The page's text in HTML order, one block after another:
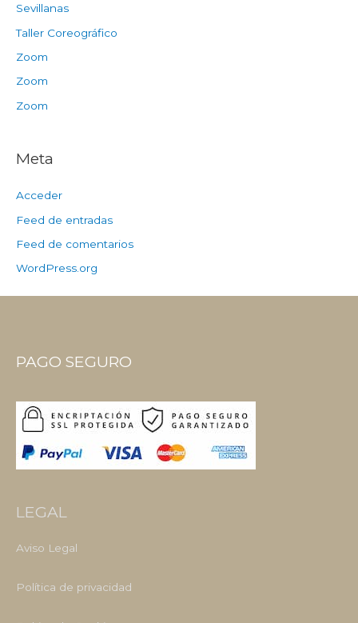
Sevillanas
Taller Coreográfico
Zoom
Zoom
Zoom
Meta
Acceder
Feed de entradas
Feed de comentarios
WordPress.org
PAGO SEGURO
LEGAL
Aviso Legal
Política de privacidad